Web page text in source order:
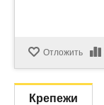
Отложить
Крепежи